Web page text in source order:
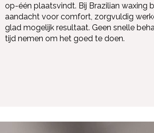
op-één plaatsvindt. Bij Brazilian waxing
aandacht voor comfort, zorgvuldig
glad mogelijk resultaat. Geen snelle
tijd nemen om het goed te doen.